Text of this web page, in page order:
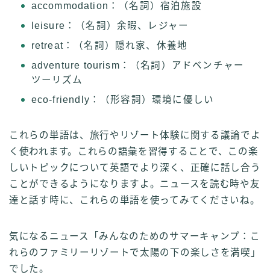
accommodation：（名詞）宿泊施設
leisure：（名詞）余暇、レジャー
retreat：（名詞）隠れ家、休養地
adventure tourism：（名詞）アドベンチャー
ツーリズム
eco-friendly：（形容詞）環境に優しい
これらの単語は、旅行やリゾート体験に関する議論でよ
く使われます。これらの語彙を習得することで、この楽
しいトピックについて英語でより深く、正確に話し合う
ことができるようになりますよ。ニュースを読む時や友
達と話す時に、これらの単語を使ってみてくださいね。
気になるニュース「みんなのためのサマーキャンプ：こ
れらのファミリーリゾートで太陽の下の楽しさを満喫」
でした。